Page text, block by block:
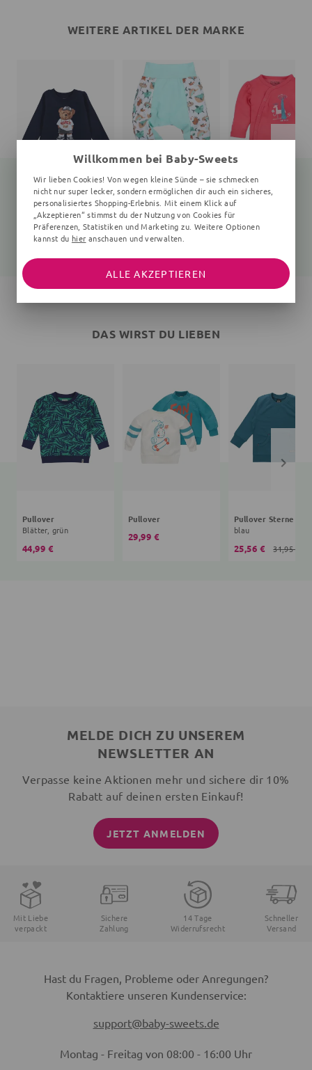
WEITERE ARTIKEL DER MARKE
Langarmshirt Teddybär
navy
25,99 €
Hose
Fische, hellblau
21,99 €
Wickelbody Wald
0-6 Monate, pink
DAS WIRST DU LIEBEN
Pullover
Blätter, grün
44,99 €
Pullover
29,99 €
Pullover Sterne
blau
25,56 € 31,95 €
MELDE DICH ZU UNSEREM
NEWSLETTER AN
Verpasse keine Aktionen mehr und sichere dir 10%
Rabatt auf deinen ersten Einkauf!
JETZT ANMELDEN
Mit Liebe
verpackt
Sichere
Zahlung
14 Tage
Widerrufsrecht
Schneller
Versand
Hast du Fragen, Probleme oder Anregungen?
Kontaktiere unseren Kundenservice:
support@baby-sweets.de
Montag - Freitag von 08:00 - 16:00 Uhr
Willkommen bei Baby-Sweets
Wir lieben Cookies! Von wegen kleine Sünde – sie schmecken
nicht nur super lecker, sondern ermöglichen dir auch ein sicheres,
personalisiertes Shopping-Erlebnis. Mit einem Klick auf
„Akzeptieren“ stimmst du der Nutzung von Cookies für
Präferenzen, Statistiken und Marketing zu. Weitere Optionen
kannst du hier anschauen und verwalten.
ALLE AKZEPTIEREN